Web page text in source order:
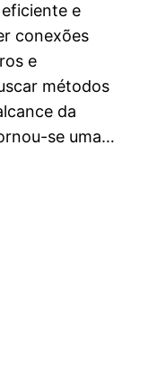
e
conexões
e
métodos
da
se uma…